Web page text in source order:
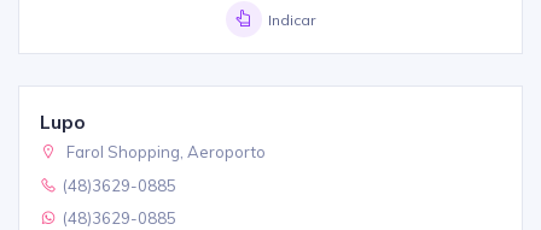
Indicar
Lupo
Farol Shopping, Aeroporto
(48)3629-0885
(48)3629-0885